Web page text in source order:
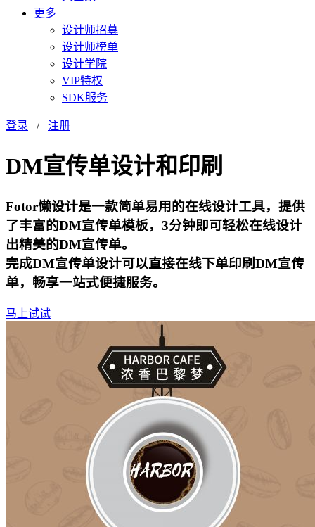
更多
设计师招募
设计师榜单
设计学院
VIP特权
SDK服务
登录 / 注册
DM宣传单设计和印刷
Fotor懒设计是一款简单易用的在线设计工具，提供
了丰富的DM宣传单模板，3分钟即可轻松在线设计
出精美的DM宣传单。
完成DM宣传单设计可以直接在线下单印刷DM宣传
单，畅享一站式便捷服务。
马上试试